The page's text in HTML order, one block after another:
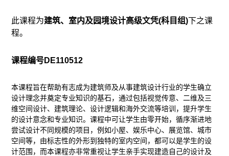
此课程为建筑、室内及园境设计高级文凭(科目组)下之课
程。
课程编号DE110512
本课程旨在帮助有志成为建筑师及从事建筑设计行业的学生确立
设计理念并奠定专业知识的基石，通过包括视觉传意、二维及三
维空间设计、建筑理论、设计逻辑和海外交流等培训，提升学生
的设计意念和专业知识。课程中可让学生由零开始，循序渐进地
尝试设计不同规模的项目，例如小屋、娱乐中心、展览馆、城市
空间等，由标志性的外形到独特的室内空间，都可以是学生的设
计范围，而本课程亦非常重视让学生亲手实现建造自己的设计及